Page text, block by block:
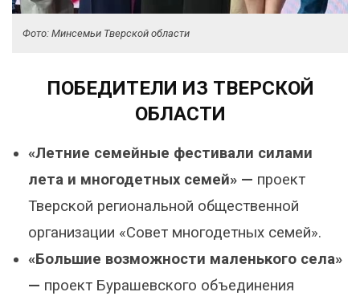
Фото: Минсемьи Тверской области
ПОБЕДИТЕЛИ ИЗ ТВЕРСКОЙ
ОБЛАСТИ
«Летние семейные фестивали силами
лета и многодетных семей» — проект
Тверской региональной общественной
организации «Совет многодетных семей».
«Большие возможности маленького села»
— проект Бурашевского объединения